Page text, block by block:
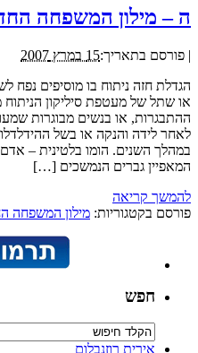
ה – מילון המשפחה
| פורסם בתאריך:15 במרץ 2007
הגדלת חזה ניתוח בו מוסיפים נפח
או שתל של מעטפת סיליקון
ההתבגרות, או בנשים מבוגרות
לאחר לידה והנקה או בשל
במהלך השנים. הומו בלטינית –
המאפיין גברים הנמשכים […]
להמשך קריאה
פורסם בקטגוריות: מילון המשפחה
חפש
אירית רוזנבלום